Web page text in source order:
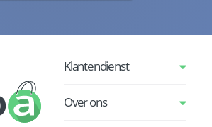
Klantendienst
Over ons